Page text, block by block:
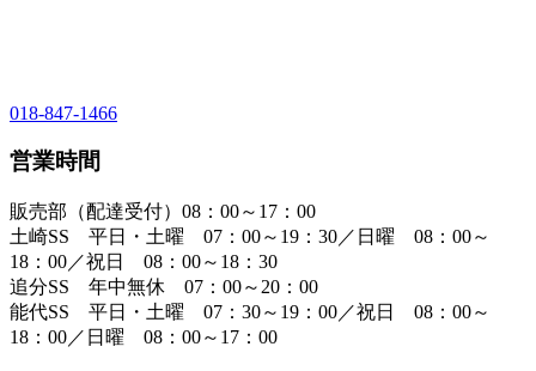
018-847-1466
営業時間
販売部（配達受付）08：00～17：00
土崎SS 平日・土曜 07：00～19：30／日曜 08：00～
18：00／祝日 08：00～18：30
追分SS 年中無休 07：00～20：00
能代SS 平日・土曜 07：30～19：00／祝日 08：00～
18：00／日曜 08：00～17：00